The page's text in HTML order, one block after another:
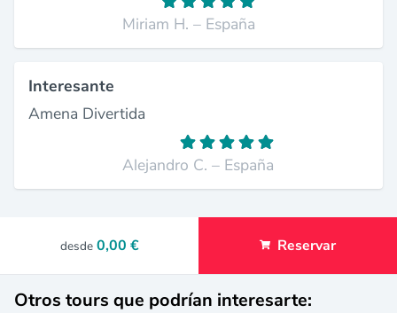
Miriam H. – España
Interesante
Amena Divertida
Alejandro C. – España
desde 0,00 € Reservar
Otros tours que podrían interesarte: